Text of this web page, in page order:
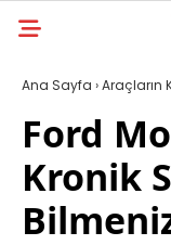
Ana Sayfa ›Araçların
Ford
Kronik